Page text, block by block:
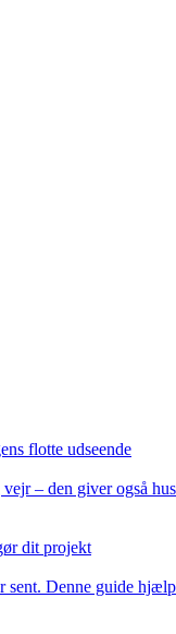
flotte udseende
– den giver også
dit projekt
Denne guide